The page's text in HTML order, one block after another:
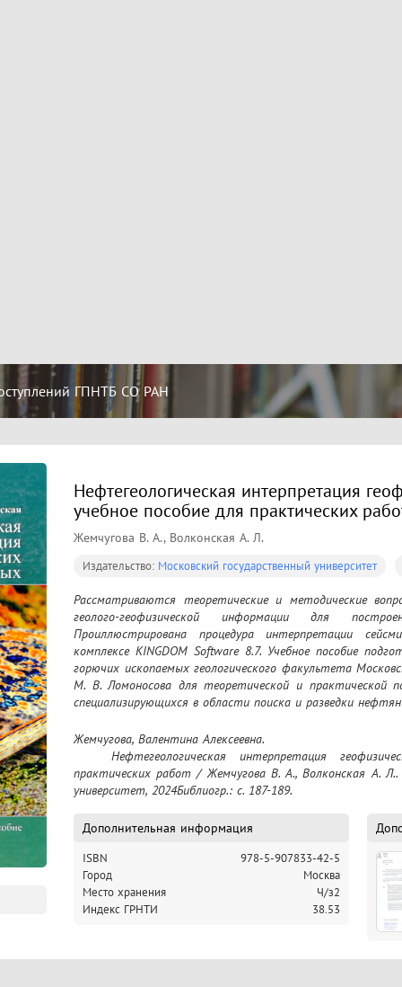
ГПНТБ СО РАН
Нефтегеологическая интерпретация
учебное пособие для практических
Жемчугова В. А., Волконская А. Л.
Издательство: Московский государственный университет
Рассматриваются теоретические и методические
геолого-геофизической информации для
Проиллюстрирована процедура интерпретации
комплексе KINGDOM Software 8.7. Учебное пособие
горючих ископаемых геологического факультета
М. В. Ломоносова для теоретической и практической
специализирующихся в области поиска и разведки
Жемчугова, Валентина Алексеевна.
	Нефтегеологическая интерпретация геофизических данных : учебное пособие для
практических работ / Жемчугова В. А., Волконская А.
университет, 2024Библиогр.: с. 187-189.
Дополнительная информация
ISBN
978-5-907833-42-5
Город
Москва
Место хранения
Ч/з2
Индекс ГРНТИ
38.53